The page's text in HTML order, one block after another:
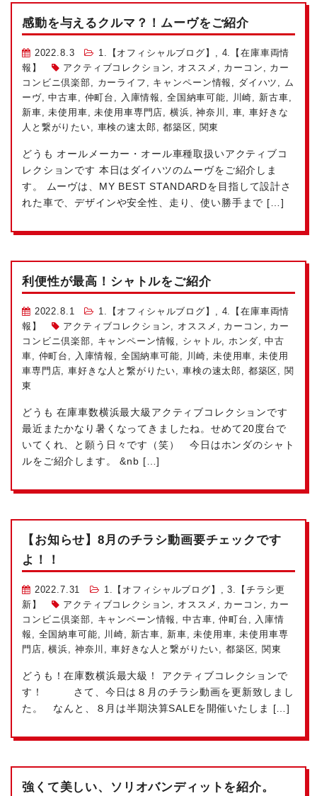
感動を与えるクルマ？！ムーヴをご紹介
2022.8.3 1.【オフィシャルブログ】
4.【在庫車両情
報】
アクティブコレクション オススメ カーコン
カー
コンビニ倶楽部
カーライフ キャンペーン情報 ダイハツ
ム
ーヴ,中古車 仲町台 入庫情報 全国納車可能 川崎 新古車
新車 ,未使用車 ,未使用車専門店 ,横浜 ,神奈川 車 ,車好きな
人と繋がりたい
車検の速太郎 ,都築区 関東
どうも オールメーカー・オール車種取扱いアクティブコ
レクションです 本日はダイハツのムーヴをご紹介しま
す。 ムーヴは、MY BEST STANDARDを目指して設計さ
れた車で、デザインや安全性、走り、使い勝手まで […]
利便性が最高！シャトルをご紹介
2022.8.1 1.【オフィシャルブログ】
4.【在庫車両情
報】
アクティブコレクション オススメ カーコン
カー
コンビニ倶楽部
キャンペーン情報 シャトル ホンダ ,中古
車
仲町台 入庫情報 全国納車可能 川崎 未使用車
未使用
車専門店 ,車好きな人と繋がりたい 車検の速太郎 都築区
関
東
どうも 在庫車数横浜最大級 アクティブコレクションです
最近またかなり暑くなってきましたね。せめて20度台で
いてくれ、と願う日々です（笑） 今日はホンダのシャト
ルをご紹介します。 &nb […]
【お知らせ】8月のチラシ動画要チェックです
よ！！
2022.7.31 1.【オフィシャルブログ】 ,3.【チラシ更
新】
アクティブコレクション オススメ カーコン
カー
コンビニ倶楽部
キャンペーン情報 中古車 ,仲町台
入庫情
報
全国納車可能 川崎 新古車 新車 ,未使用車 ,未使用車専
門店 ,横浜 神奈川 車好きな人と繋がりたい 都築区 関東
どうも！在庫数横浜最大級！ アクティブコレクションで
す！ さて、今日は８月のチラシ動画を更新致しまし
た。 なんと、８月は半期決算SALEを開催いたしま […]
強くて美しい、ソリオバンディットを紹介。